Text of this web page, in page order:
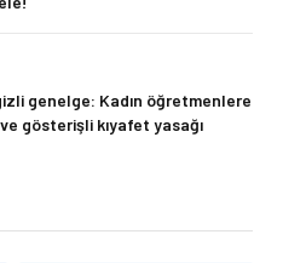
genelge: Kadın öğretmenlere
gösterişli kıyafet yasağı